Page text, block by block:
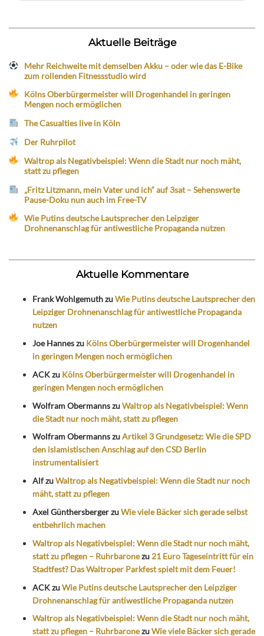
Aktuelle Beiträge
Mehr Reichweite mit demselben Akku – oder wie das E-Bike
zum rollenden Fitnessstudio wird
Kölns Oberbürgermeister will Drogenhandel in geringen
Mengen noch ermöglichen
The Casualties live in Köln
Der Ruhrpilot
Waltrop als Negativbeispiel: Wenn die Stadt nur noch mäht,
statt zu pflegen
„Fritz Litzmann, mein Vater und ich“ auf 3sat – Sehenswerte
Pause-Doku nun auch im Free-TV
Wie Putins deutsche Lautsprecher den Leipziger
Drohnenanschlag für antiwestliche Propaganda nutzen
Aktuelle Kommentare
Frank WohlgemuthzuWie Putins deutsche Lautsprecher den
Leipziger Drohnenanschlag für antiwestliche Propaganda
nutzen
Joe Hanneszu Kölns Oberbürgermeister will Drogenhandel
in geringen Mengen noch ermöglichen
ACKzu Kölns Oberbürgermeister will Drogenhandel in
geringen Mengen noch ermöglichen
Wolfram ObermannszuWaltrop als Negativbeispiel: Wenn
die Stadt nur noch mäht, statt zu pflegen
Wolfram ObermannszuArtikel 3 Grundgesetz: Wie die SPD
den islamistischen Anschlag auf den CSD Berlin
instrumentalisiert
AlfzuWaltrop als Negativbeispiel: Wenn die Stadt nur noch
mäht, statt zu pflegen
Axel GünthersbergerzuWie viele Bäcker sich gerade selbst
entbehrlich machen
Waltrop als Negativbeispiel: Wenn die Stadt nur noch mäht,
statt zu pflegen – Ruhrbaronezu 21 Euro Tageseintritt für ein
Stadtfest? Das Waltroper Parkfest spielt mit dem Feuer!
ACKzuWie Putins deutsche Lautsprecher den Leipziger
Drohnenanschlag für antiwestliche Propaganda nutzen
Waltrop als Negativbeispiel: Wenn die Stadt nur noch mäht,
statt zu pflegen – RuhrbaronezuWie viele Bäcker sich gerade